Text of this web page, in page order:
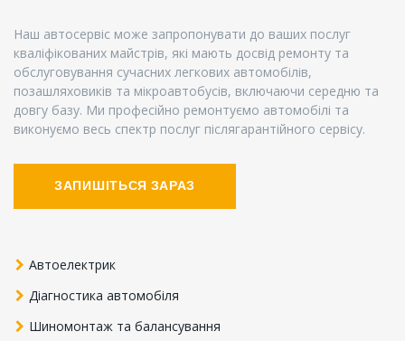
Наш автосервіс може запропонувати до ваших послуг
кваліфікованих майстрів, які мають досвід ремонту та
обслуговування сучасних легкових автомобілів,
позашляховиків та мікроавтобусів, включаючи середню та
довгу базу. Ми професійно ремонтуємо автомобілі та
виконуємо весь спектр послуг післягарантійного сервісу.
ЗАПИШІТЬСЯ ЗАРАЗ
Автоелектрик
Діагностика автомобіля
Шиномонтаж та балансування